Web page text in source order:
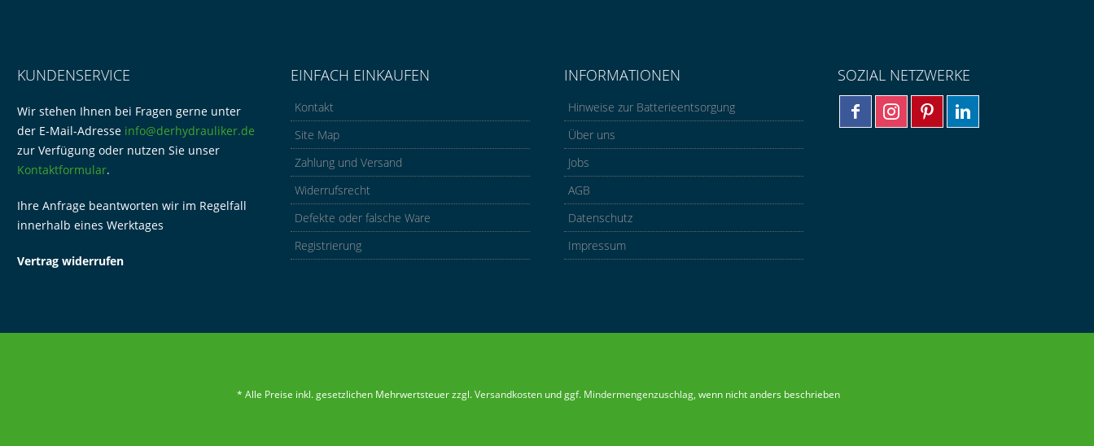
KUNDENSERVICE
Wir stehen Ihnen bei Fragen gerne unter
der E-Mail-Adresse info@derhydrauliker.de
zur Verfügung oder nutzen Sie unser
Kontaktformular.
Ihre Anfrage beantworten wir im Regelfall
innerhalb eines Werktages
Vertrag widerrufen
EINFACH EINKAUFEN
Kontakt
Site Map
Zahlung und Versand
Widerrufsrecht
Defekte oder falsche Ware
Registrierung
INFORMATIONEN
Hinweise zur Batterieentsorgung
Über uns
Jobs
AGB
Datenschutz
Impressum
SOZIAL NETZWERKE
* Alle Preise inkl. gesetzlichen Mehrwertsteuer zzgl.Versandkostenund ggf.Mindermengenzuschlag, wenn nicht anders beschrieben